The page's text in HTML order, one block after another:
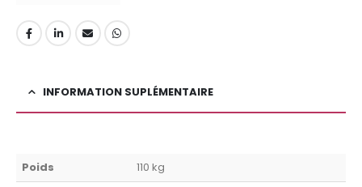
INFORMATION SUPLÉMENTAIRE
Poids
110 kg